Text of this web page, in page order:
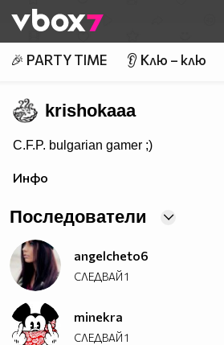
👾
🎉 PARTY TIME 👂 Клю – клю
krishokaaa
C.F.P. bulgarian gamer ;)
Инфо
Последователи
angelcheto6
СЛЕДВАЙ1
minekra
СЛЕДВАЙ1